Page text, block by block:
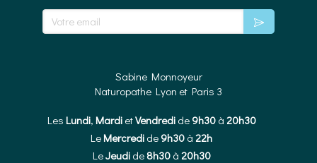
Votre email
Sabine Monnoyeur
Naturopathe Lyon et Paris 3
Les Lundi, MardietVendredide 9h30à 20h30
Le Mercredi de 9h30 à 22h
LeJeudide 8h30à 20h30